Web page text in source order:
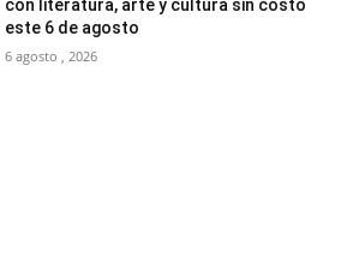
con literatura, arte y cultura sin costo
este 6 de agosto
6 agosto , 2026